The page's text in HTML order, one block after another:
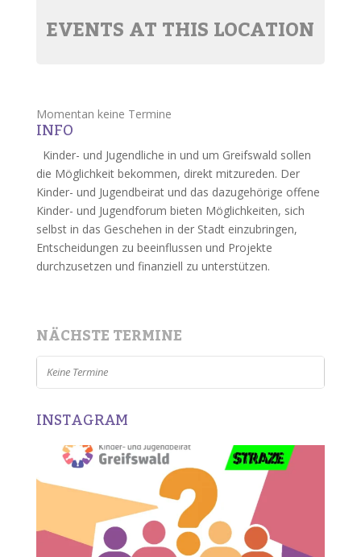
EVENTS AT THIS LOCATION
Momentan keine Termine
INFO
Kinder- und Jugendliche in und um Greifswald sollen
die Möglichkeit bekommen, direkt mitzureden. Der
Kinder- und Jugendbeirat und das dazugehörige offene
Kinder- und Jugendforum bieten Möglichkeiten, sich
selbst in das Geschehen in der Stadt einzubringen,
Entscheidungen zu beeinflussen und Projekte
durchzusetzen und finanziell zu unterstützen.
NÄCHSTE TERMINE
Keine Termine
INSTAGRAM